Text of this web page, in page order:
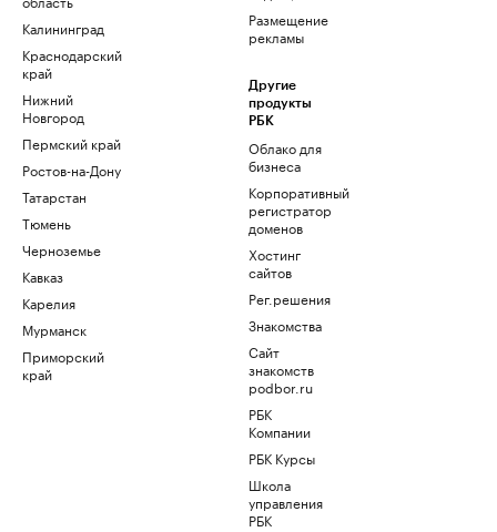
Калининград
Краснодарский
край
Нижний
Новгород
Пермский край
Ростов-на-Дону
Татарстан
Тюмень
Черноземье
Кавказ
Карелия
Мурманск
Приморский
край
Размещение
рекламы
Другие
продукты
РБК
Облако для
бизнеса
Корпоративный
регистратор
доменов
Хостинг
сайтов
Рег.решения
Знакомства
Сайт
знакомств
podbor.ru
РБК
Компании
РБК Курсы
Школа
управления
РБК